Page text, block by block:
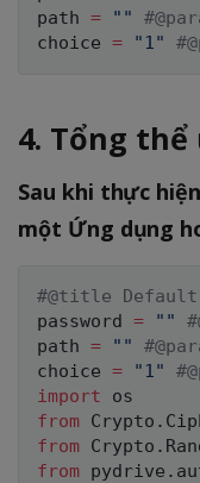
path = ""
choice = "1"
4. Tổng
Sau khi thực
một Ứng dụng
#@title
password = ""
path = ""
choice = "1"
import
from Crypto .
from Crypto .
from pydrive .